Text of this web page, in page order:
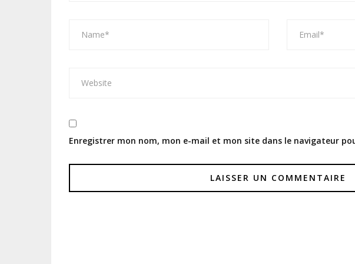
Enregistrer mon nom, mon e-mail et mon site dans le navigateur